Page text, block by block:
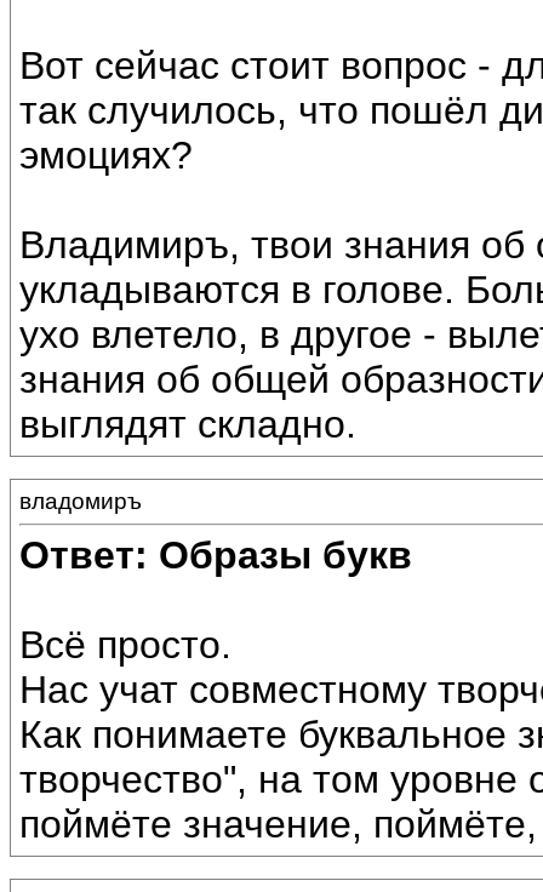
Вот сейчас стоит вопрос -
так случилось, что пошёл
эмоциях?
Владимиръ, твои знания об
укладываются в голове.
ухо влетело, в другое -
знания об общей
выглядят складно.
владомиръ
Ответ: Образы букв
Всё просто.
Нас учат совместному
Как понимаете буквальное
творчество", на том уровне
поймёте значение,